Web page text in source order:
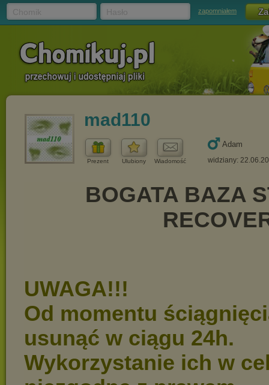
zapomniałem
mad110
Prezent Ulubiony Wiadomość
Adam
widziany: